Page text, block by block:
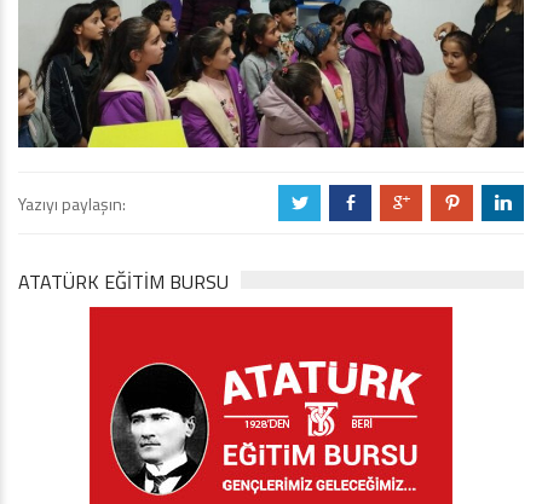
Yazıyı paylaşın: a b c d j
ATATÜRK EĞITIM BURSU